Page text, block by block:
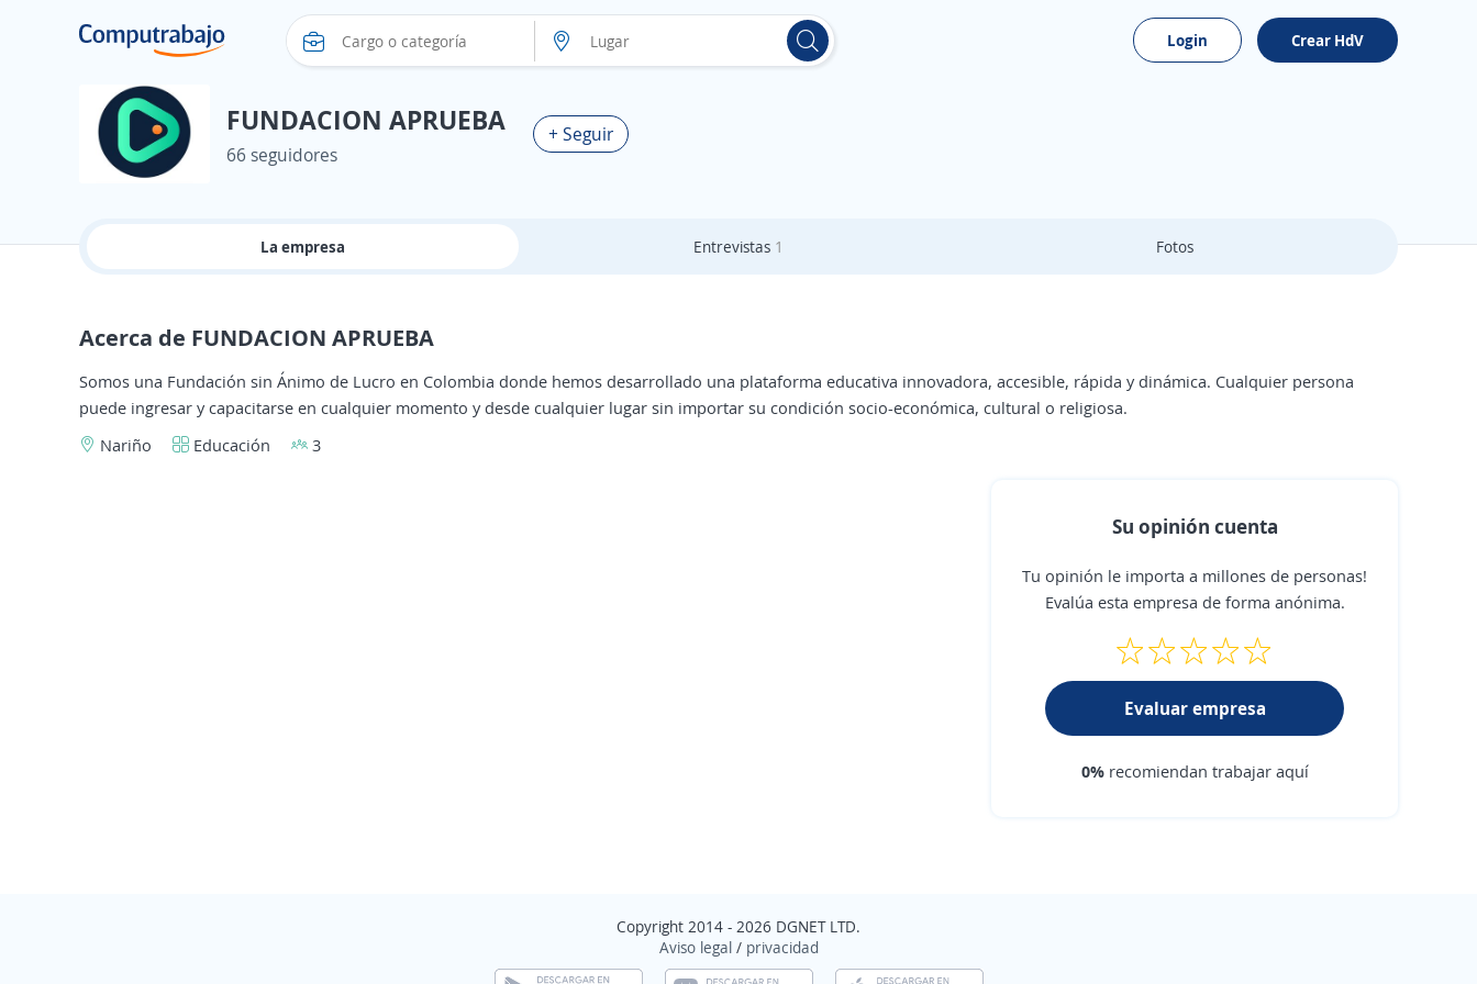
Login Crear HdV
FUNDACION APRUEBA
66 seguidores
+ Seguir
La empresa Entrevistas 1 Fotos
Acerca de FUNDACION APRUEBA
Somos una Fundación sin Ánimo de Lucro en Colombia donde hemos desarrollado una plataforma educativa innovadora, accesible, rápida y dinámica. Cualquier persona
puede ingresar y capacitarse en cualquier momento y desde cualquier lugar sin importar su condición socio-económica, cultural o religiosa.
Nariño
Educación 3
Su opinión cuenta
Tu opinión le importa a millones de personas!
Evalúa esta empresa de forma anónima.
Evaluar empresa
0%recomiendan trabajar aquí
Copyright 2014 - 2026 DGNET LTD.
Aviso legal/ privacidad